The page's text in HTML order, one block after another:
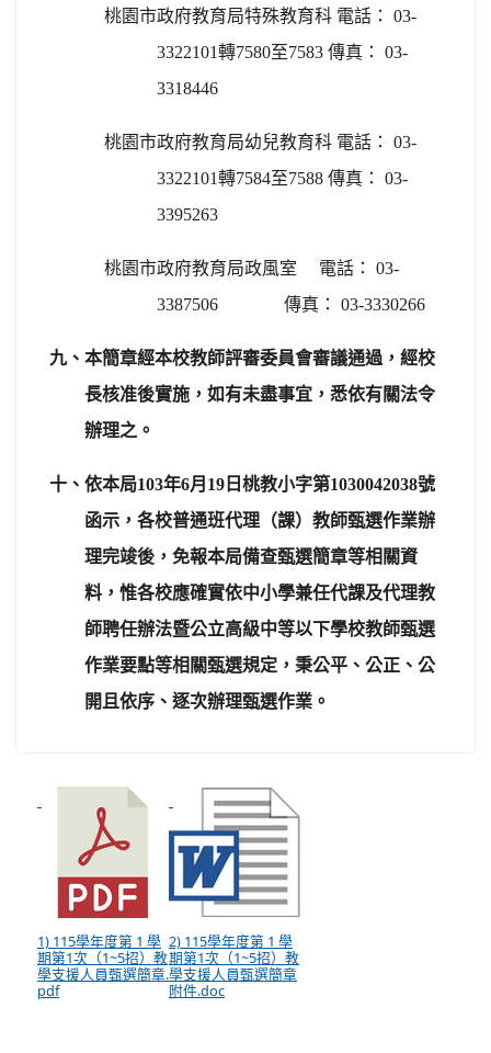
桃園市政府教育局特殊教育科 電話：
03-
3322101轉7580至7583 傳真：
03-
3318446
桃園市政府教育局幼兒教育科 電話：
03-
3322101轉7584至7588 傳真：
03-
3395263
桃園市政府教育局政風室 電話：
03-
3387506 傳真： 03-3330266
九、本簡章經本校教師評審委員會審議通過，經校
長核准後實施，如有未盡事宜，悉依有關法令
辦理之。
十、依本局103年6月 19 日桃教小字第1030042038號
函示，各校普通班代理（課）教師甄選作業辦
理完竣後，免報本局備查甄選簡章等相關資
料，惟各校應確實依中小學兼任代課及代理教
師聘任辦法暨公立高級中等以下學校教師甄選
作業要點等相關甄選規定，秉公平、公正、公
開且依序、逐次辦理甄選作業。
1) 115學年度第 1 學
期第1次（1~5招）教
學支援人員甄選簡章.
pdf
2) 115學年度第 1 學
期第1次（1~5招）教
學支援人員甄選簡章
附件.doc